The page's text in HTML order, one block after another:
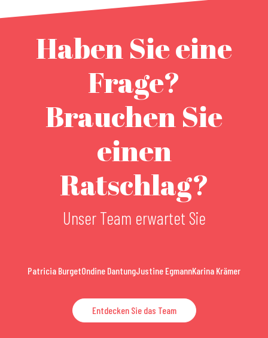
Haben Sie eine
Frage?
Brauchen Sie
einen
Ratschlag?
Unser Team erwartet Sie
Patricia BurgetOndine DantungJustine EgmannKarina Krämer
Entdecken Sie das Team